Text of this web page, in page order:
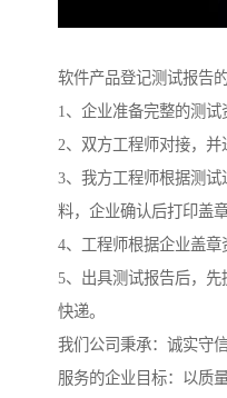
软件产品登记测试报告
1、企业准备完整的测试
2、双方工程师对接，并
3、我方工程师根据测
料，企业确认后打印盖章
4、工程师根据企业盖章
5、出具测试报告后，
快递。
我们公司秉承：诚实守
服务的企业目标：以质